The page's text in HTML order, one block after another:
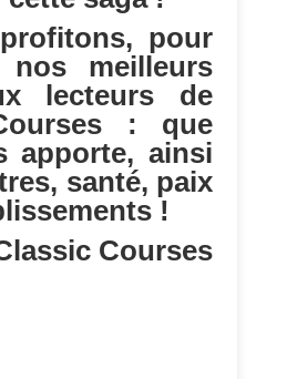
pour
nos meilleurs
lecteurs de
: que
apporte, ainsi
santé, paix
!
Courses